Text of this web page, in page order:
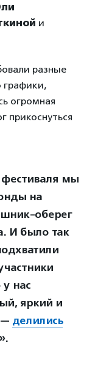
и
разные
графики,
огромная
прикоснуться
мы
на
оберег
И было так
нас
яркий и
— делились